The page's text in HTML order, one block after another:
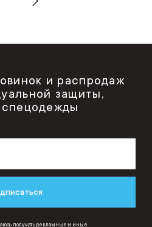
и распродаж
защиты,
получать рекламные и иные